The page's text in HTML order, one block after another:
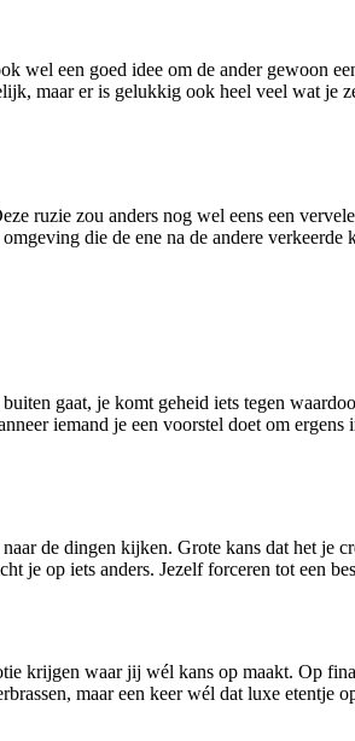
wel een goed idee om de ander gewoon
maar er is gelukkig ook heel veel wat je
ruzie zou anders nog wel eens een
die de ene na de andere verkeerde
gaat, je komt geheid iets tegen
iemand je een voorstel doet om ergens
de dingen kijken. Grote kans dat het je
je op iets anders. Jezelf forceren tot een
krijgen waar jij wél kans op maakt. Op
maar een keer wél dat luxe etentje